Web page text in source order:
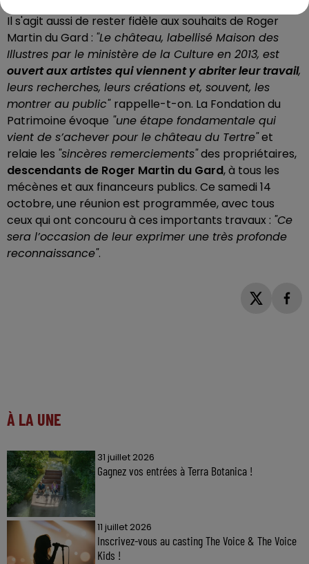
Il s'agit aussi de rester fidèle aux souhaits de Roger
Martin du Gard : "Le château, labellisé Maison des
Illustres par le ministère de la Culture en 2013, est
ouvert aux artistes qui viennent y abriter leur travail,
leurs recherches, leurs créations et, souvent, les
montrer au public" rappelle-t-on. La Fondation du
Patrimoine évoque "une étape fondamentale qui
vient de s’achever pour le château du Tertre"et
relaie les "sincères remerciements"des propriétaires,
descendants de Roger Martin du Gard, à tous les
mécènes et aux financeurs publics. Ce samedi 14
octobre, une réunion est programmée, avec tous
ceux qui ont concouru à ces importants travaux : "Ce
sera l’occasion de leur exprimer une très profonde
reconnaissance".
À LA UNE
31 juillet 2026
Gagnez vos entrées à Terra Botanica !
11 juillet 2026
Inscrivez-vous au casting The Voice & The Voice
Kids !